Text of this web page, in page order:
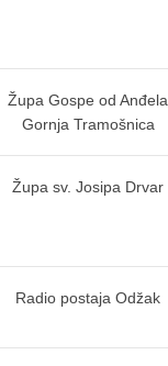
Župa Gospe od Anđela
Gornja Tramošnica
Župa sv. Josipa Drvar
Radio postaja Odžak